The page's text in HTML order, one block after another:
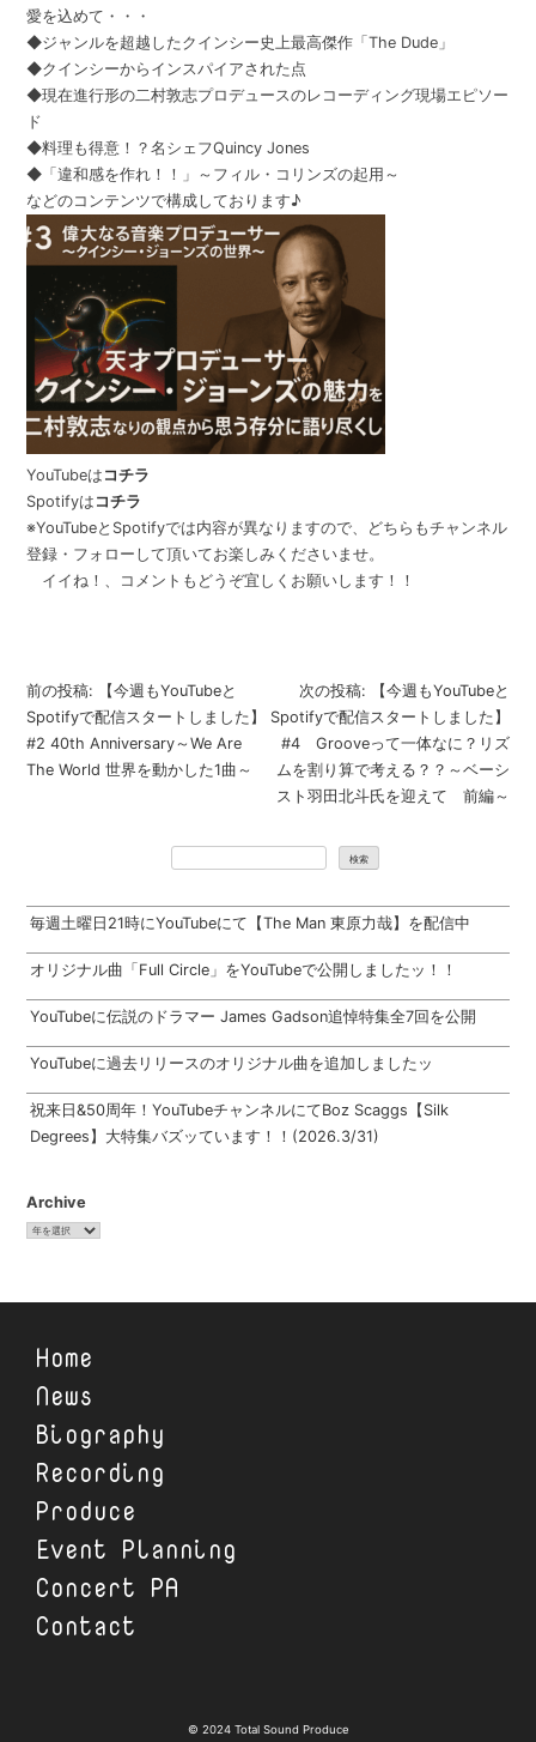
愛を込めて・・・
◆ジャンルを超越したクインシー史上最高傑作「The Dude」
◆クインシーからインスパイアされた点
◆現在進行形の二村敦志プロデュースのレコーディング現場エピソー
ド
◆料理も得意！？名シェフQuincy Jones
◆「違和感を作れ！！」～フィル・コリンズの起用～
などのコンテンツで構成しております♪
YouTubeは コチラ
Spotifyは コチラ
※YouTubeとSpotifyでは内容が異なりますので、どちらもチャンネル
登録・フォローして頂いてお楽しみくださいませ。
イイね！、コメントもどうぞ宜しくお願いします！！
投
稿
ナ
ビ
前の投稿:
【今週もYouTubeと
Spotifyで配信スタートしました】
#2 40th Anniversary～We Are
The World 世界を動かした1曲～
次の投稿:
【今週もYouTubeと
Spotifyで配信スタートしました】
#4 Grooveって一体なに？リズ
ムを割り算で考える？？～ベーシ
スト羽田北斗氏を迎えて 前編～
検索
毎週土曜日21時にYouTubeにて【The Man 東原力哉】を配信中
オリジナル曲「Full Circle」をYouTubeで公開しましたッ！！
YouTubeに伝説のドラマー James Gadson追悼特集全7回を公開
YouTubeに過去リリースのオリジナル曲を追加しましたッ
祝来日&50周年！YouTubeチャンネルにてBoz Scaggs【Silk
Degrees】大特集バズッています！！(2026.3/31)
Archive
ア
イ
Home
News
Biography
Recording
Produce
Event Planning
Concert PA
Contact
© 2024 Total Sound Produce